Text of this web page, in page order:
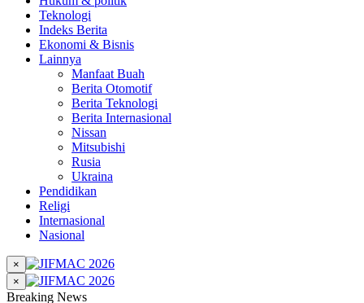
Teknologi
Indeks Berita
Ekonomi & Bisnis
Lainnya
Manfaat Buah
Berita Otomotif
Berita Teknologi
Berita Internasional
Nissan
Mitsubishi
Rusia
Ukraina
Pendidikan
Religi
Internasional
Nasional
×
×
Breaking News